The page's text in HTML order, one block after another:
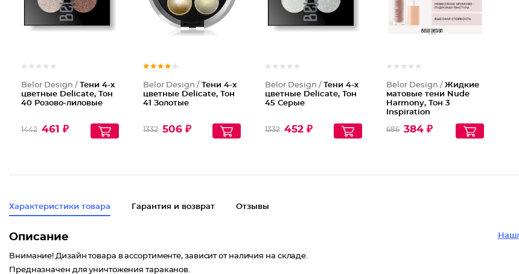
Belor Design / Тени 4-х
цветные Delicate, Тон
40 Розово-лиловые
1442 461 ₽
Belor Design / Тени 4-х
цветные Delicate, Тон
41 Золотые
1332 506 ₽
Belor Design / Тени 4-х
цветные Delicate, Тон
45 Серые
1332 452 ₽
Belor Design /Жидкие
матовые тени Nude
Harmony, Тон 3
Inspiration
686 384 ₽
Характеристики товара Гарантия и возврат Отзывы
Описание
Внимание! Дизайн товара в ассортименте, зависит от наличия на складе.
Предназначен для уничтожения тараканов.